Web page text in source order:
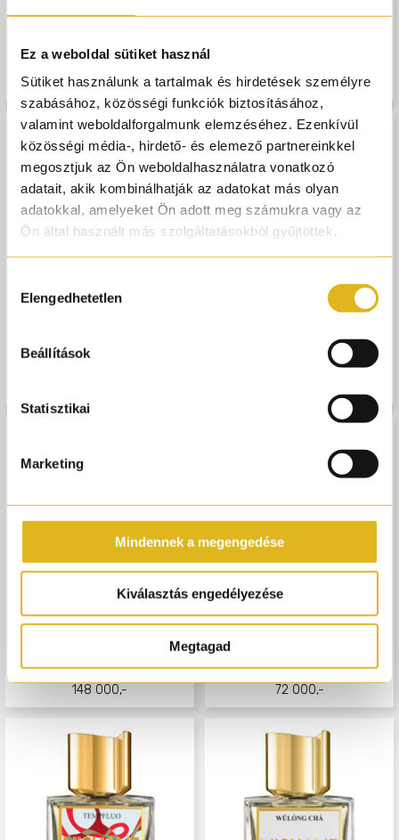
Ez a weboldal sütiket használ
Sütiket használunk a tartalmak és hirdetések személyre
szabásához, közösségi funkciók biztosításához,
valamint weboldalforgalmunk elemzéséhez. Ezenkívül
közösségi média-, hirdető- és elemező partnereinkkel
megosztjuk az Ön weboldalhasználatra vonatkozó
adatait, akik kombinálhatják az adatokat más olyan
adatokkal, amelyeket Ön adott meg számukra vagy az
Ön által használt más szolgáltatásokból gyűjtöttek.
kiválasztása
Elengedhetetlen
Beállítások
Statisztikai
Marketing
Mindennek a megengedése
Kiválasztás engedélyezése
Megtagad
68 500,-
Hundred Silent Ways X - 50 ml
77 000,-
Kredo - 50 ml Mana - 50 ml
148 000,- 72 000,-